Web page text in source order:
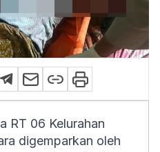
RT 06 Kelurahan
digemparkan oleh